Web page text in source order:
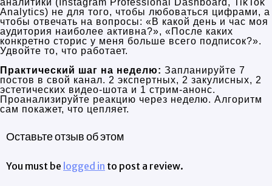
аналитики (Instagram Professional Dashboard, TikTok
Analytics) не для того, чтобы любоваться цифрами, а
чтобы отвечать на вопросы: «В какой день и час моя
аудитория наиболее активна?», «После каких
конкретно сторис у меня больше всего подписок?».
Удвойте то, что работает.
Практический шаг на неделю: Запланируйте 7
постов в свой канал. 2 экспертных, 2 закулисных, 2
эстетических видео-шота и 1 стрим-анонс.
Проанализируйте реакцию через неделю. Алгоритм
сам покажет, что цепляет.
Оставьте отзыв об этом
You must be logged in to post a review.